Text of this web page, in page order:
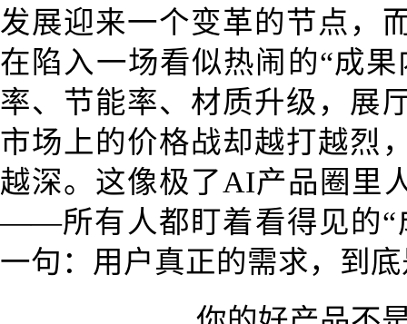
发展迎来一个变革的节点，
在陷入一场看似热闹的“成
率、节能率、材质升级，展
市场上的价格战却越打越烈
越深。这像极了AI产品圈里
——所有人都盯着看得见的“
一句：用户真正的需求，到